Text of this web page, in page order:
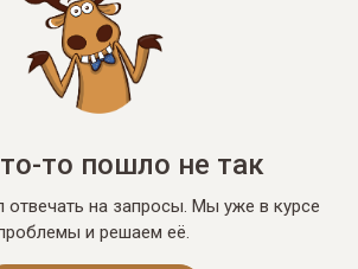
то пошло не так
отвечать на запросы. Мы уже в курсе
и решаем её.